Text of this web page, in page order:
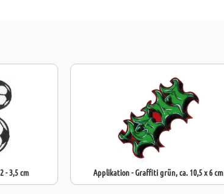
- 3,5 cm Applikation - Graffiti grün, ca. 10,5 x 6 cm